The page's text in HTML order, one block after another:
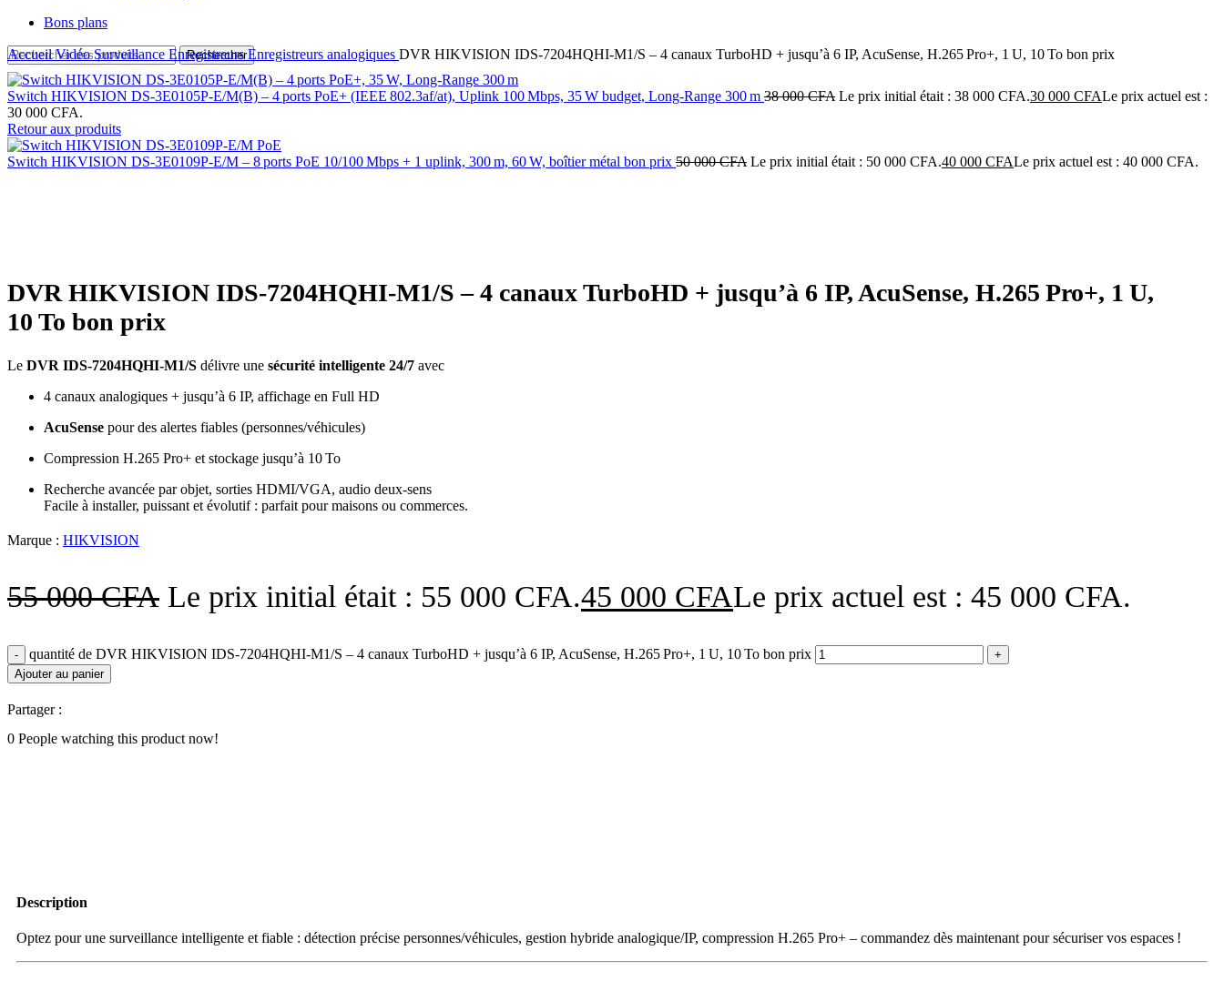
Bons plans
Rechercher
AccueilVidéo Surveillance EnregistreursEnregistreurs analogiques DVR HIKVISION IDS‑7204HQHI‑M1/S – 4 canaux TurboHD + jusqu’à 6 IP, AcuSense, H.265 Pro+, 1 U, 10 To bon prix
Switch HIKVISION DS‑3E0105P‑E/M(B) – 4 ports PoE+ (IEEE 802.3af/at), Uplink 100 Mbps, 35 W budget, Long‑Range 300 m 38 000CFA Le prix initial était : 38 000 CFA.30 000 CFALe prix actuel est :
30 000 CFA.
Retour aux produits
Switch HIKVISION DS‑3E0109P‑E/M – 8 ports PoE 10/100 Mbps + 1 uplink, 300 m, 60 W, boîtier métal bon prix 50 000CFA Le prix initial était : 50 000 CFA.40 000 CFALe prix actuel est : 40 000 CFA.
DVR HIKVISION IDS‑7204HQHI‑M1/S – 4 canaux TurboHD + jusqu’à 6 IP, AcuSense, H.265 Pro+, 1 U,
10 To bon prix
Le DVR IDS‑7204HQHI‑M1/S délivre une sécurité intelligente 24/7 avec
4 canaux analogiques + jusqu’à 6 IP, affichage en Full HD
AcuSense pour des alertes fiables (personnes/véhicules)
Compression H.265 Pro+ et stockage jusqu’à 10 To
Recherche avancée par objet, sorties HDMI/VGA, audio deux‑sens
Facile à installer, puissant et évolutif : parfait pour maisons ou commerces.
Marque : HIKVISION
55 000CFA Le prix initial était : 55 000 CFA.45 000 CFALe prix actuel est : 45 000 CFA.
quantité de DVR HIKVISION IDS‑7204HQHI‑M1/S – 4 canaux TurboHD + jusqu’à 6 IP, AcuSense, H.265 Pro+, 1 U, 10 To bon prix
Ajouter au panier
Partager :
0 People watching this product now!
Description
Optez pour une surveillance intelligente et fiable : détection précise personnes/véhicules, gestion hybride analogique/IP, compression H.265 Pro+ – commandez dès maintenant pour sécuriser vos espaces !